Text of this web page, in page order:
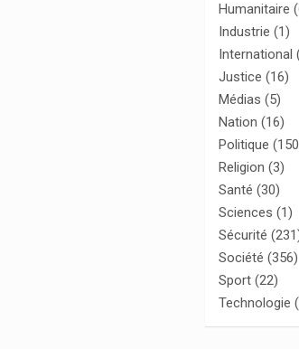
Humanitaire
Industrie (1)
International
Justice (16)
Médias (5)
Nation (16)
Politique
Religion (3)
Santé (30)
Sciences (1)
Sécurité
Société (356)
Sport (22)
Technologie